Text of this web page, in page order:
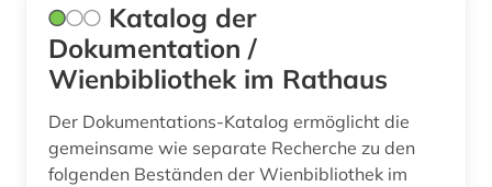
Katalog der
Dokumentation /
Wienbibliothek im Rathaus
Der Dokumentations-Katalog ermöglicht die
gemeinsame wie separate Recherche zu den
folgenden Beständen der Wienbibliothek im